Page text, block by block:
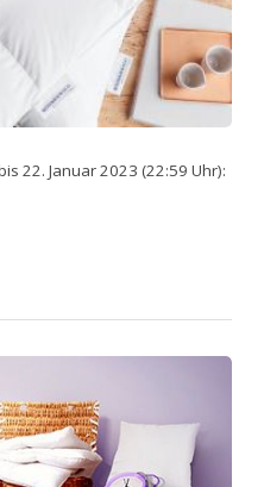
22. Januar 2023 (22:59 Uhr):